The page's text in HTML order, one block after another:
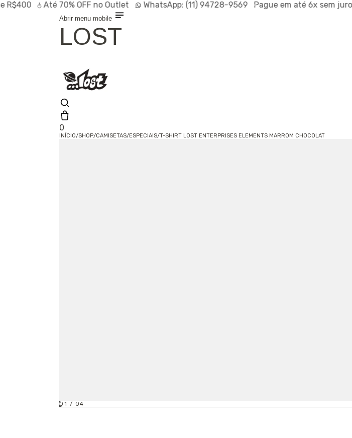
Até70% OFFno Outlet WhatsApp:(11) 94728-9569 Pague em até6x sem juros
Abrir menu mobile
LOST
0
INÍCIO/SHOP/CAMISETAS/ESPECIAIS/T-SHIRT LOST ENTERPRISES ELEMENTS MARROM CHOCOLAT
01 / 04